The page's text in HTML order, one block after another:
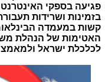
פגיעה בספקי
בזמינות ושרידות
קשות במעמדה
האטימות של הנהלת
לכלכלת ישראל